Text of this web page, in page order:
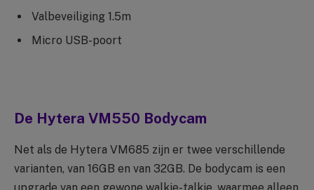
Valbeveiliging 1.5m
Micro USB-poort
De Hytera VM550 Bodycam
Net als de Hytera VM685 zijn er twee verschillende
varianten, van 16GB en van 32GB. De bodycam is een
upgrade van een gewone walkie-talkie, waarmee alleen